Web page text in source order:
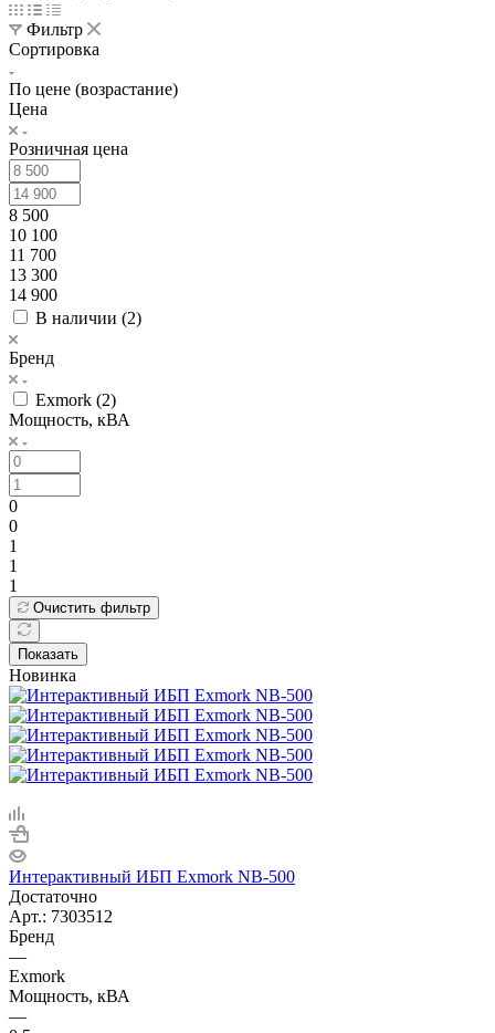
Фильтр
Сортировка
По цене (возрастание)
Цена
Розничная цена
8 500
10 100
11 700
13 300
14 900
В наличии (2)
Бренд
Exmork (2)
Мощность, кВА
0
0
1
1
1
Очистить фильтр
Показать
Новинка
Интерактивный ИБП Exmork NB-500
Достаточно
Арт.: 7303512
Бренд
—
Exmork
Мощность, кВА
—